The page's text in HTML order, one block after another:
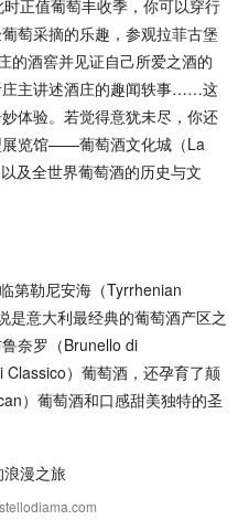
正值葡萄丰收季，你可以穿行
萄采摘的乐趣，参观拉菲古堡
的酒窖并见证自己所爱之酒的
庄主讲述酒庄的趣闻轶事……这
体验。若觉得意犹未尽，你还
展览馆——葡萄酒文化城（La
及全世界葡萄酒的历史与文
第勒尼安海（Tyrrhenian
是意大利最经典的葡萄酒产区之
奈罗（Brunello di
）葡萄酒，还孕育了颠
）葡萄酒和口感甜美独特的圣